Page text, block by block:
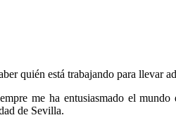
quién está trabajando para llevar
me ha entusiasmado el
de Sevilla.